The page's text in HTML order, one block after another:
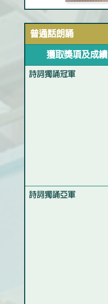
普通話朗誦
獲取獎項及成績
詩詞獨誦冠軍
詩詞獨誦亞軍